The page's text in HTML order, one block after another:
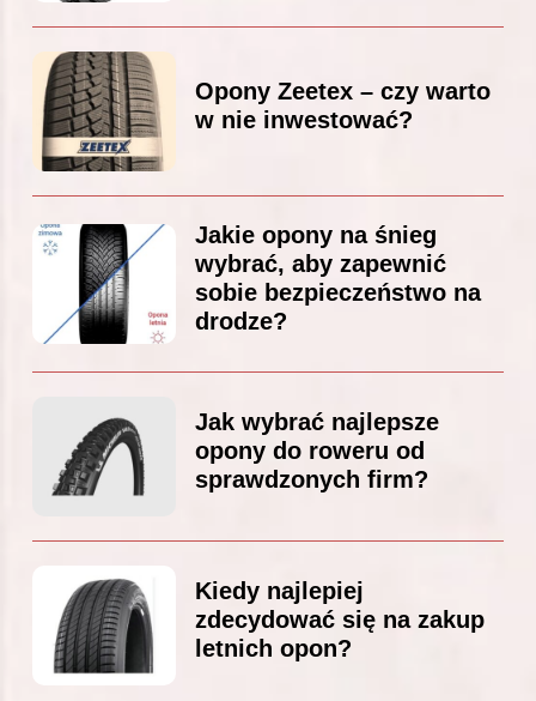
Opony Zeetex – czy warto
w nie inwestować?
Jakie opony na śnieg
wybrać, aby zapewnić
sobie bezpieczeństwo na
drodze?
Jak wybrać najlepsze
opony do roweru od
sprawdzonych firm?
Kiedy najlepiej
zdecydować się na zakup
letnich opon?